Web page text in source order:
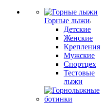
Горные лыжи
Детские
Женские
Крепления
Мужские
Спортцех
Тестовые
лыжи